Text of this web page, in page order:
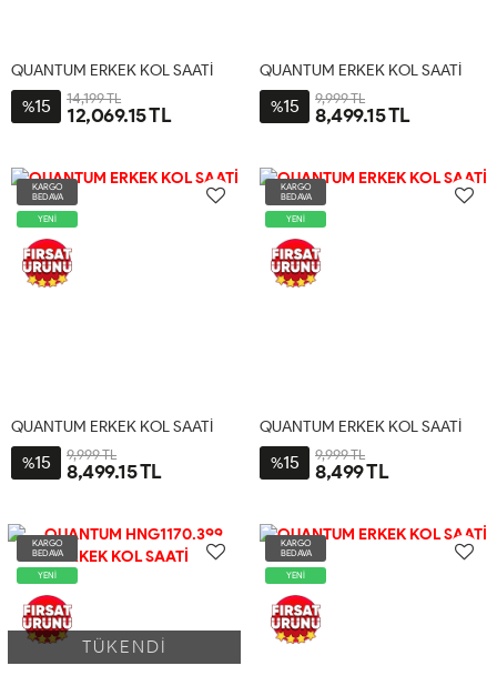
QUANTUM ERKEK KOL SAATİ
%15 14,199 TL
12,069.15 TL
QUANTUM ERKEK KOL SAATİ
%15 9,999 TL
8,499.15 TL
KARGO
BEDAVA
YENİ
QUANTUM ERKEK KOL SAATİ
%15 9,999 TL
8,499.15 TL
KARGO
BEDAVA
YENİ
QUANTUM ERKEK KOL SAATİ
%15 9,999 TL
8,499 TL
KARGO
BEDAVA
YENİ
TÜKENDİ
KARGO
BEDAVA
YENİ